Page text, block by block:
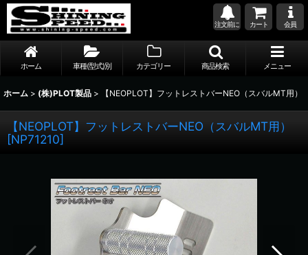
注文前に カート 会員
ホーム 車種(型式)別 カテゴリー 商品検索 メニュー
ホーム > (株)PLOT製品 > 【NEOPLOT】フットレストバーNEO（スバルMT用）
【NEOPLOT】フットレストバーNEO（スバルMT用）
[NP71210]